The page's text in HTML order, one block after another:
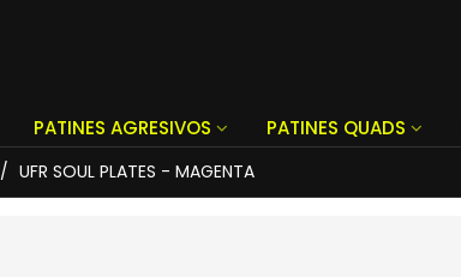
PATINES AGRESIVOS PATINES QUADS
/ UFR SOUL PLATES - MAGENTA